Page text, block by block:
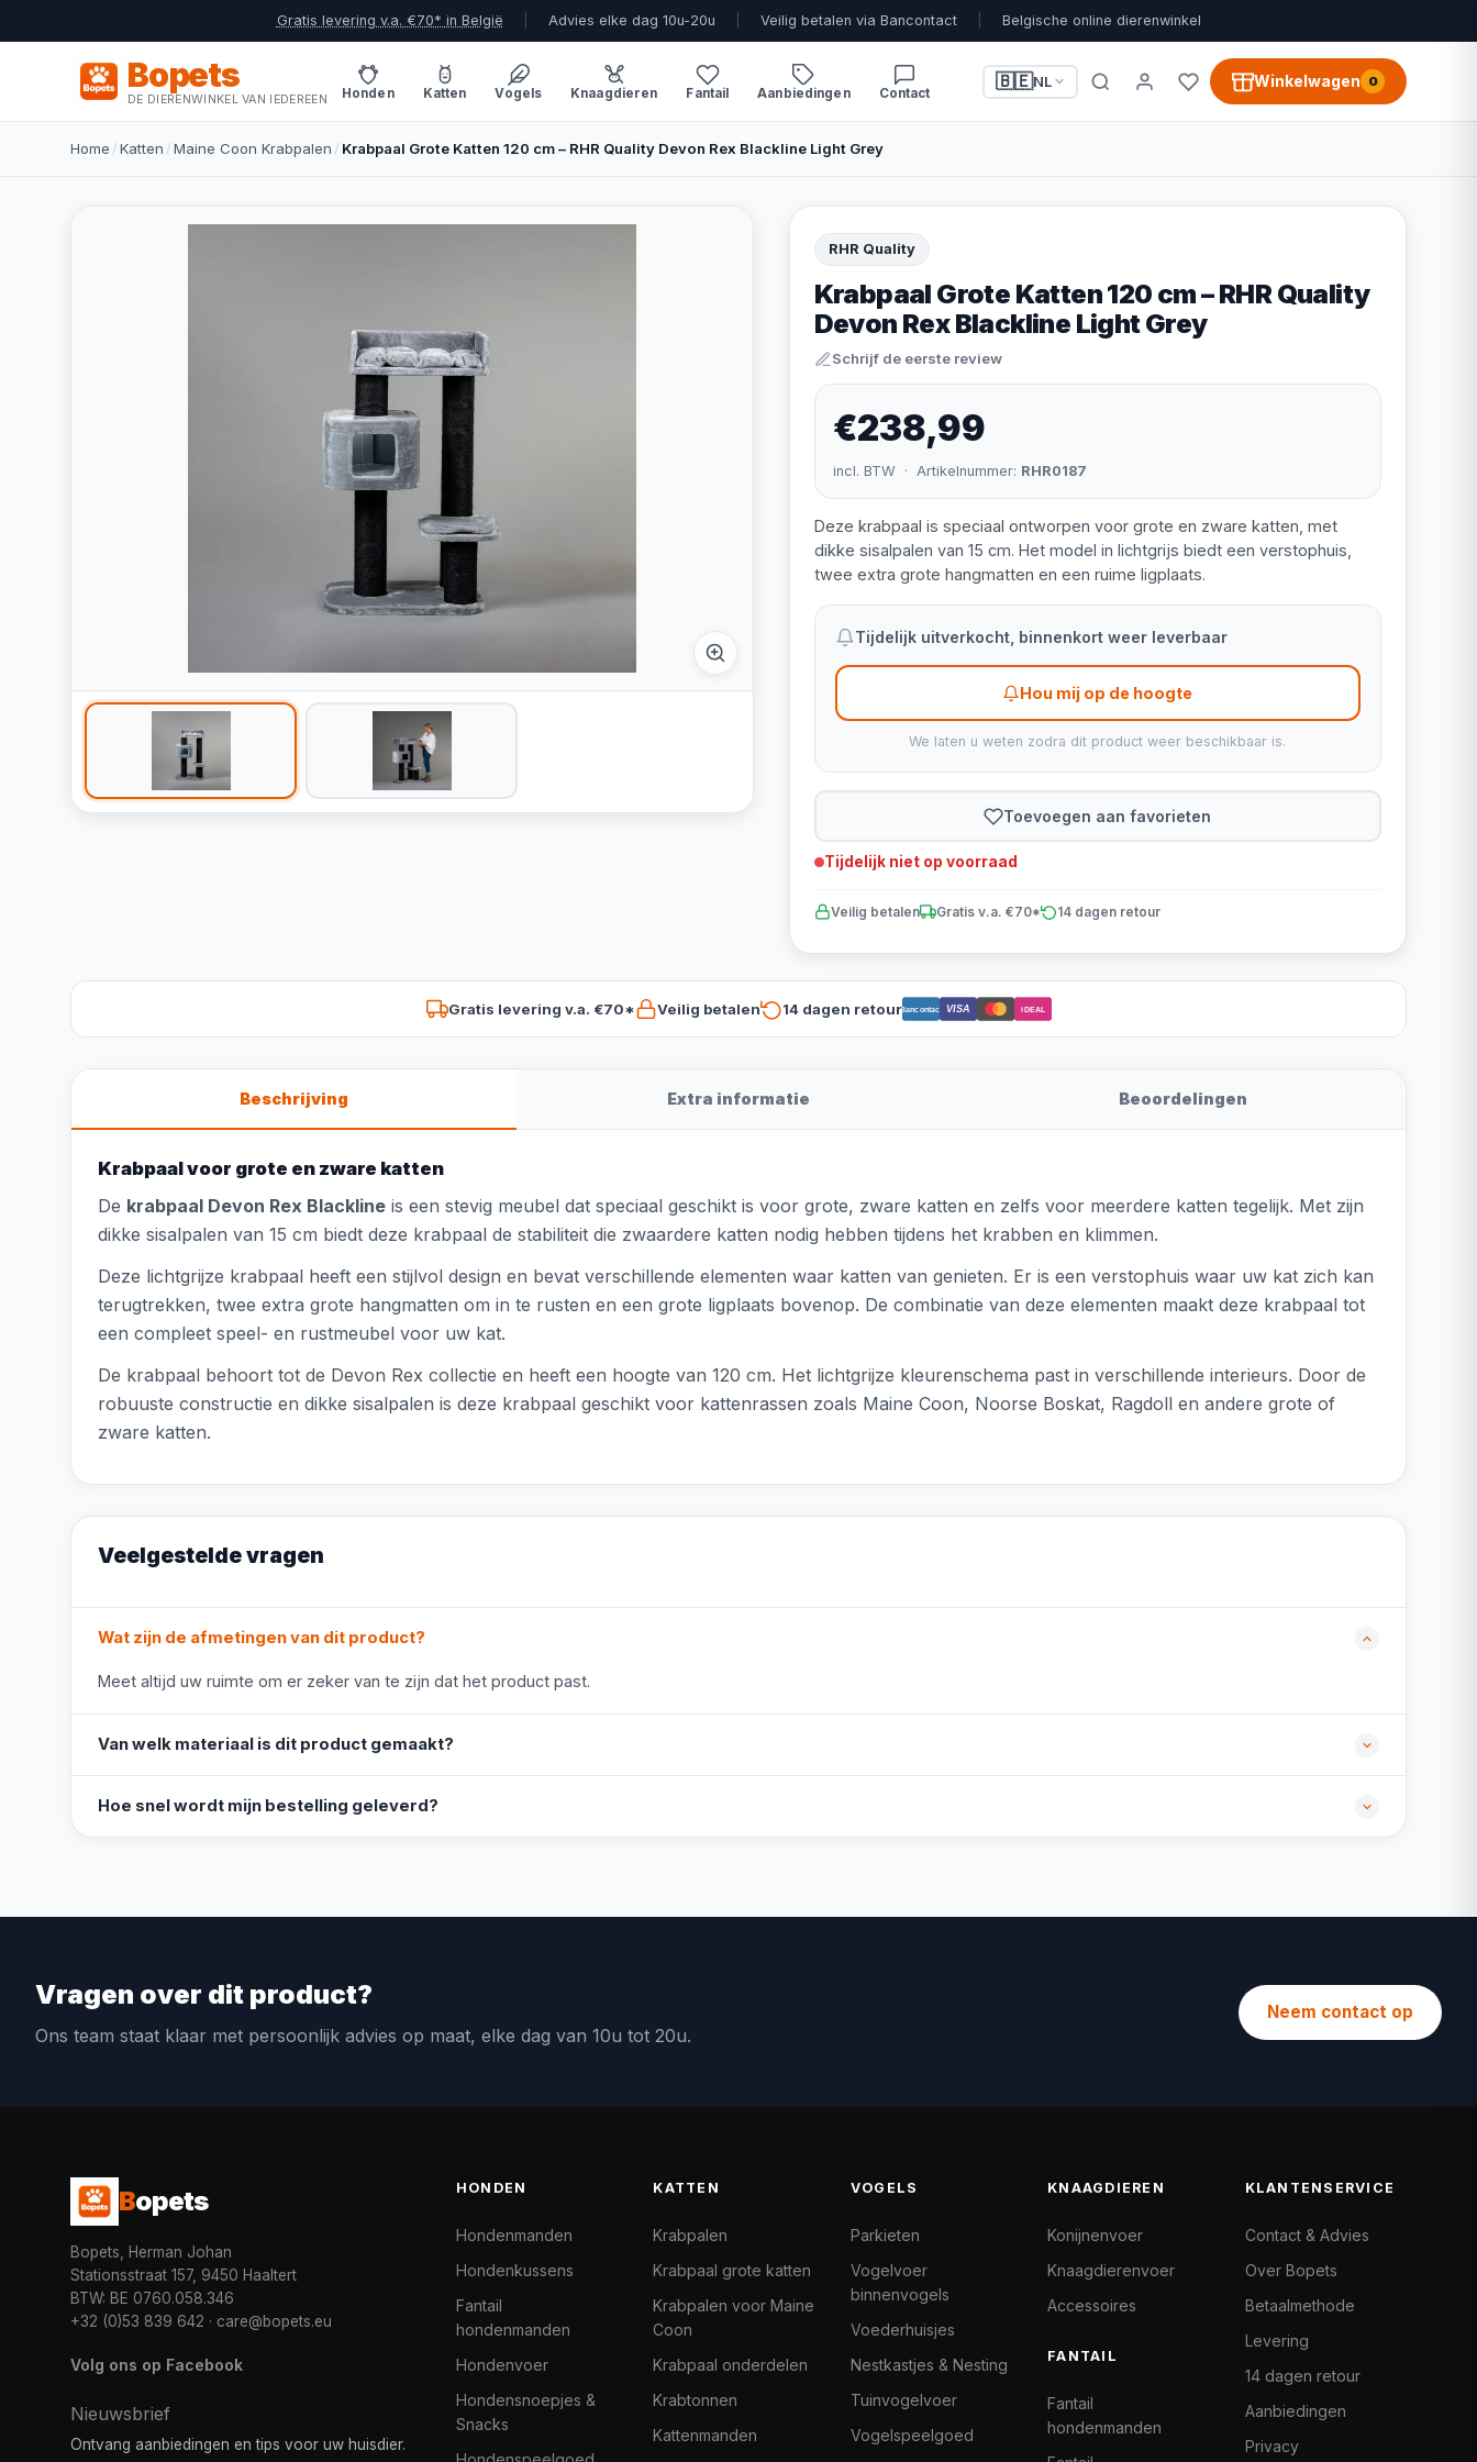
Gratis levering v.a. €70* in België Advies elke dag 10u-20u Veilig betalen via Bancontact Belgische online dierenwinkel
Bopets
DE DIERENWINKEL VAN IEDEREEN Honden Katten Vogels Knaagdieren Fantail Aanbiedingen Contact
🇧🇪NL Winkelwagen 0
Home /Katten /Maine Coon Krabpalen / Krabpaal Grote Katten 120 cm – RHR Quality Devon Rex Blackline Light Grey
RHR Quality
Krabpaal Grote Katten 120 cm – RHR Quality
Devon Rex Blackline Light Grey
Schrijf de eerste review
€238,99
incl. BTW · Artikelnummer: RHR0187
Deze krabpaal is speciaal ontworpen voor grote en zware katten, met
dikke sisalpalen van 15 cm. Het model in lichtgrijs biedt een verstophuis,
twee extra grote hangmatten en een ruime ligplaats.
Tijdelijk uitverkocht, binnenkort weer leverbaar
Hou mij op de hoogte
We laten u weten zodra dit product weer beschikbaar is.
Toevoegen aan favorieten
Tijdelijk niet op voorraad
Veilig betalen Gratis v.a. €70* 14 dagen retour
Gratis levering v.a. €70* Veilig betalen 14 dagen retourBancontact VISA iDEAL
Beschrijving Extra informatie Beoordelingen
Krabpaal voor grote en zware katten
De krabpaal Devon Rex Blackline is een stevig meubel dat speciaal geschikt is voor grote, zware katten en zelfs voor meerdere katten tegelijk. Met zijn
dikke sisalpalen van 15 cm biedt deze krabpaal de stabiliteit die zwaardere katten nodig hebben tijdens het krabben en klimmen.
Deze lichtgrijze krabpaal heeft een stijlvol design en bevat verschillende elementen waar katten van genieten. Er is een verstophuis waar uw kat zich kan
terugtrekken, twee extra grote hangmatten om in te rusten en een grote ligplaats bovenop. De combinatie van deze elementen maakt deze krabpaal tot
een compleet speel- en rustmeubel voor uw kat.
De krabpaal behoort tot de Devon Rex collectie en heeft een hoogte van 120 cm. Het lichtgrijze kleurenschema past in verschillende interieurs. Door de
robuuste constructie en dikke sisalpalen is deze krabpaal geschikt voor kattenrassen zoals Maine Coon, Noorse Boskat, Ragdoll en andere grote of
zware katten.
Veelgestelde vragen
Wat zijn de afmetingen van dit product?
Meet altijd uw ruimte om er zeker van te zijn dat het product past.
Van welk materiaal is dit product gemaakt?
Hoe snel wordt mijn bestelling geleverd?
Vragen over dit product?
Ons team staat klaar met persoonlijk advies op maat, elke dag van 10u tot 20u.
Neem contact op
Bopets
Bopets, Herman Johan
Stationsstraat 157, 9450 Haaltert
BTW: BE 0760.058.346
+32 (0)53 839 642 · care@bopets.eu
Volg ons op Facebook
Nieuwsbrief
Ontvang aanbiedingen en tips voor uw huisdier.
HONDEN
Hondenmanden
Hondenkussens
Fantail
hondenmanden
Hondenvoer
Hondensnoepjes &
Snacks
KATTEN
Krabpalen
Krabpaal grote katten
Krabpalen voor Maine
Coon
Krabpaal onderdelen
Krabtonnen
Kattenmanden
VOGELS
Parkieten
Vogelvoer
binnenvogels
Voederhuisjes
Nestkastjes & Nesting
Tuinvogelvoer
Vogelspeelgoed
KNAAGDIEREN
Konijnenvoer
Knaagdierenvoer
Accessoires
FANTAIL
Fantail
hondenmanden
KLANTENSERVICE
Contact & Advies
Over Bopets
Betaalmethode
Levering
14 dagen retour
Aanbiedingen
Privacy